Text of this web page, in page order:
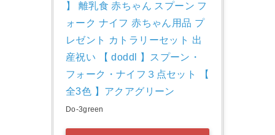
】 離乳食 赤ちゃん スプーン フ
ォーク ナイフ 赤ちゃん用品 プ
レゼント カトラリーセット 出
産祝い 【 doddl 】スプーン・
フォーク・ナイフ３点セット 【
全3色 】アクアグリーン
Do-3green